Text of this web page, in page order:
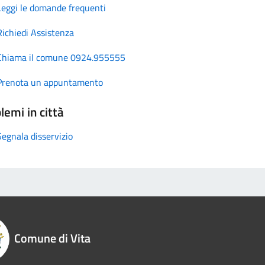
le domande frequenti
Assistenza
il comune 0924.955555
un appuntamento
in città
disservizio
Comune di Vita